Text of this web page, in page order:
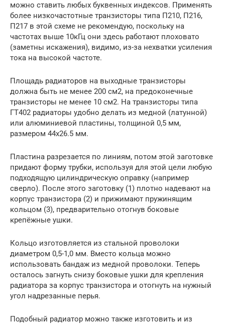
можно ставить любых буквенных индексов. Применять
более низкочастотные транзисторы типа П210, П216,
П217 в этой схеме не рекомендую, поскольку на
частотах выше 10кГц они здесь работают плоховато
(заметны искажения), видимо, из-за нехватки усиления
тока на высокой частоте.
Площадь радиаторов на выходные транзисторы
должна быть не менее 200 см2, на предоконечные
транзисторы не менее 10 см2. На транзисторы типа
ГТ402 радиаторы удобно делать из медной (латунной)
или алюминиевой пластины, толщиной 0,5 мм,
размером 44х26.5 мм.
Пластина разрезается по линиям, потом этой заготовке
придают форму трубки, используя для этой цели любую
подходящую цилиндрическую оправку (например
сверло). После этого заготовку (1) плотно надевают на
корпус транзистора (2) и прижимают пружинящим
кольцом (3), предварительно отогнув боковые
крепёжные ушки.
Кольцо изготовляется из стальной проволоки
диаметром 0,5-1,0 мм. Вместо кольца можно
использовать бандаж из медной проволоки. Теперь
осталось загнуть снизу боковые ушки для крепления
радиатора за корпус транзистора и отогнуть на нужный
угол надрезанные перья.
Подобный радиатор можно также изготовить и из